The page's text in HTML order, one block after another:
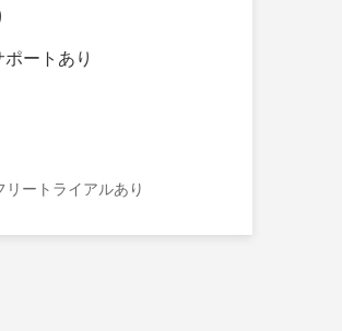
ートあり
リートライアルあり